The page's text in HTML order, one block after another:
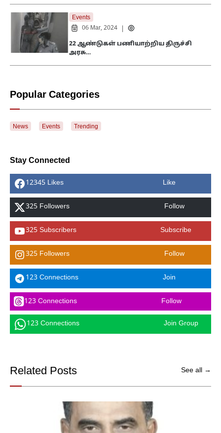
Events
06 Mar, 2024
22 ஆண்டுகள் பணியாற்றிய திருச்சி
அரசு…
Popular Categories
News Events Trending
Stay Connected
12345 Likes Like
325 Followers Follow
325 Subscribers Subscribe
325 Followers Follow
123 Connections Join
123 Connections Follow
123 Connections Join Group
Related Posts See all →